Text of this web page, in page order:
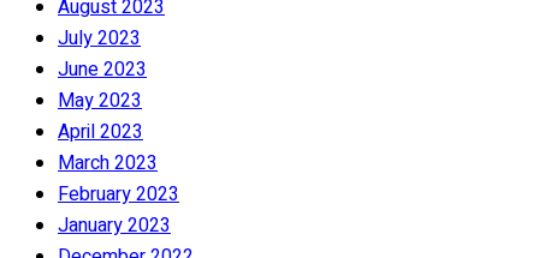
August 2023
July 2023
June 2023
May 2023
April 2023
March 2023
February 2023
January 2023